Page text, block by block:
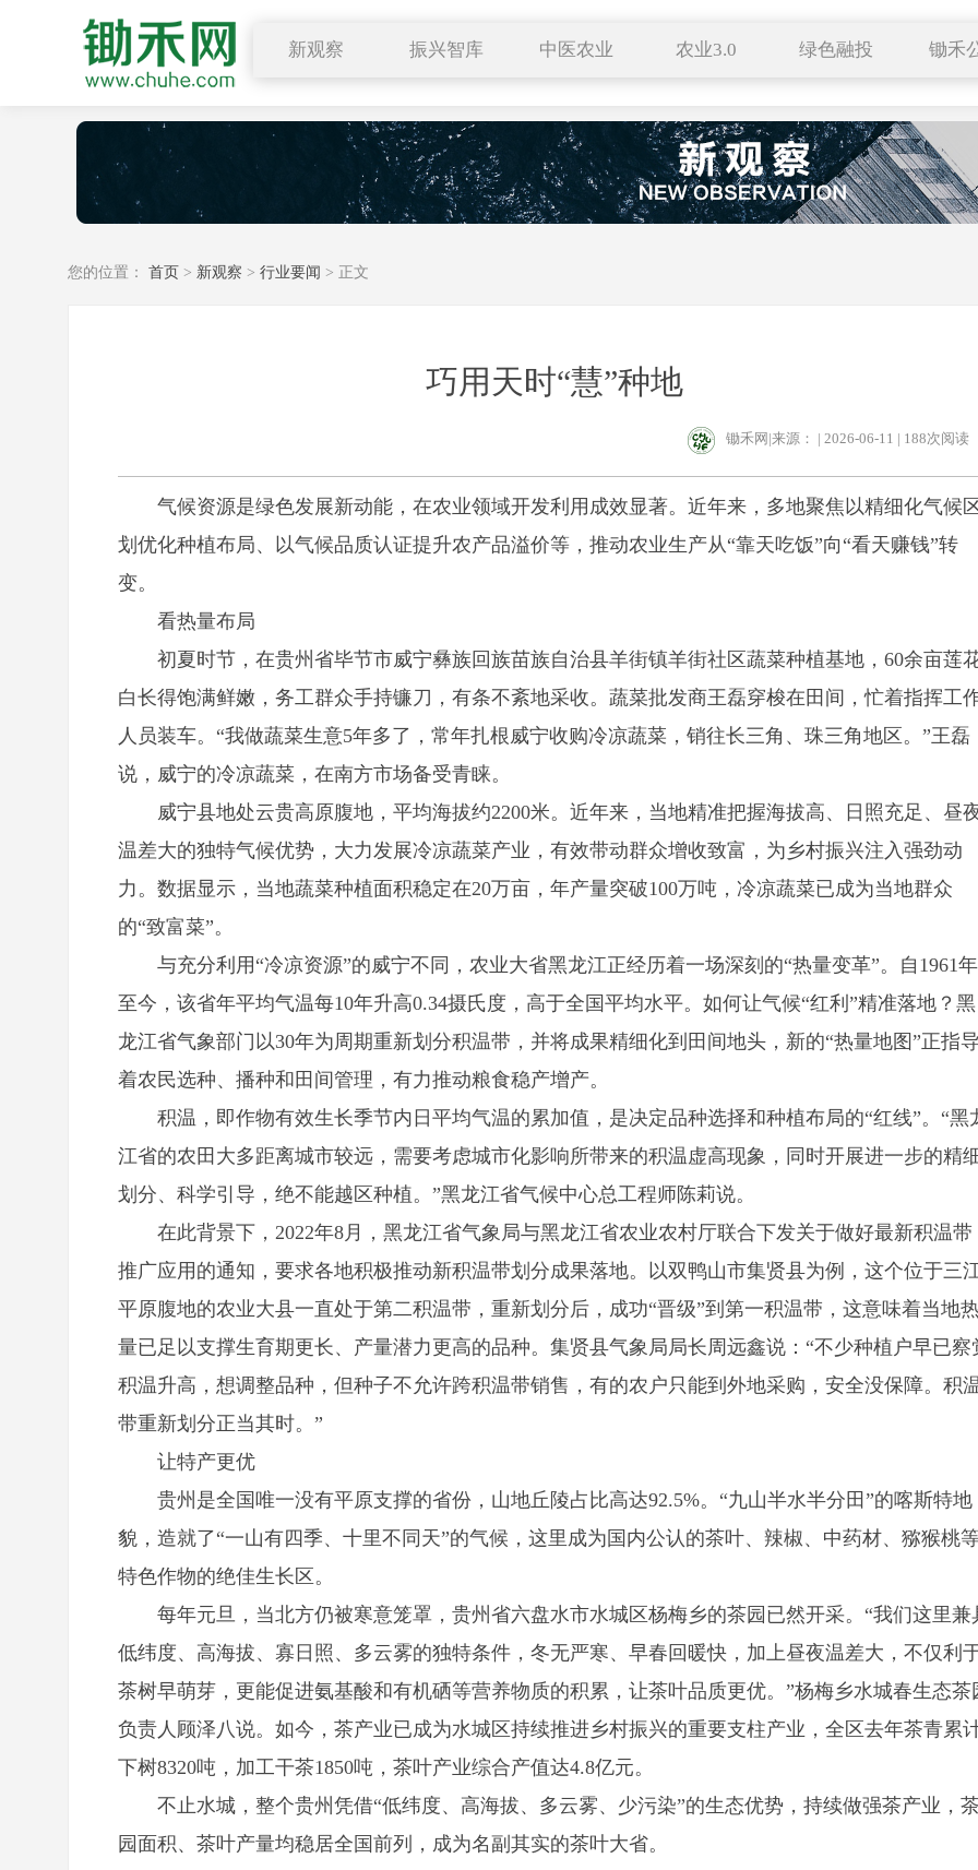
新观察
深度解读
振兴智库
农学院
公开课
中医农业
种养结合
药食同源
服务平台
农业3.0
中医养生
新农人
区域品牌
绿色融投
田园综合体
科技成果
跨界农业
锄禾
采购
合作社
典型
您的位置： 首页 > 新观察 > 行业要闻 > 正文
巧用天时“慧”种地
锄禾网|来源： | 2026-06-11 | 188次阅读
气候资源是绿色发展新动能，在农业领域开发利用成效显著。近年来，多地聚焦以精细化气候区
划优化种植布局、以气候品质认证提升农产品溢价等，推动农业生产从“靠天吃饭”向“看天赚钱”转
变。
看热量布局
初夏时节，在贵州省毕节市威宁彝族回族苗族自治县羊街镇羊街社区蔬菜种植基地，60余亩莲
白长得饱满鲜嫩，务工群众手持镰刀，有条不紊地采收。蔬菜批发商王磊穿梭在田间，忙着指挥工
人员装车。“我做蔬菜生意5年多了，常年扎根威宁收购冷凉蔬菜，销往长三角、珠三角地区。”王磊
说，威宁的冷凉蔬菜，在南方市场备受青睐。
威宁县地处云贵高原腹地，平均海拔约2200米。近年来，当地精准把握海拔高、日照充足、昼
温差大的独特气候优势，大力发展冷凉蔬菜产业，有效带动群众增收致富，为乡村振兴注入强劲动
力。数据显示，当地蔬菜种植面积稳定在20万亩，年产量突破100万吨，冷凉蔬菜已成为当地群众
的“致富菜”。
与充分利用“冷凉资源”的威宁不同，农业大省黑龙江正经历着一场深刻的“热量变革”。自1961年
至今，该省年平均气温每10年升高0.34摄氏度，高于全国平均水平。如何让气候“红利”精准落地？黑
龙江省气象部门以30年为周期重新划分积温带，并将成果精细化到田间地头，新的“热量地图”正指导
着农民选种、播种和田间管理，有力推动粮食稳产增产。
积温，即作物有效生长季节内日平均气温的累加值，是决定品种选择和种植布局的“红线”。“黑
江省的农田大多距离城市较远，需要考虑城市化影响所带来的积温虚高现象，同时开展进一步的精细
划分、科学引导，绝不能越区种植。”黑龙江省气候中心总工程师陈莉说。
在此背景下，2022年8月，黑龙江省气象局与黑龙江省农业农村厅联合下发关于做好最新积温带
推广应用的通知，要求各地积极推动新积温带划分成果落地。以双鸭山市集贤县为例，这个位于三
平原腹地的农业大县一直处于第二积温带，重新划分后，成功“晋级”到第一积温带，这意味着当地热
量已足以支撑生育期更长、产量潜力更高的品种。集贤县气象局局长周远鑫说：“不少种植户早已察
积温升高，想调整品种，但种子不允许跨积温带销售，有的农户只能到外地采购，安全没保障。积
带重新划分正当其时。”
让特产更优
贵州是全国唯一没有平原支撑的省份，山地丘陵占比高达92.5%。“九山半水半分田”的喀斯特地
貌，造就了“一山有四季、十里不同天”的气候，这里成为国内公认的茶叶、辣椒、中药材、猕猴桃
特色作物的绝佳生长区。
每年元旦，当北方仍被寒意笼罩，贵州省六盘水市水城区杨梅乡的茶园已然开采。“我们这里兼
低纬度、高海拔、寡日照、多云雾的独特条件，冬无严寒、早春回暖快，加上昼夜温差大，不仅利
茶树早萌芽，更能促进氨基酸和有机硒等营养物质的积累，让茶叶品质更优。”杨梅乡水城春生态茶
负责人顾泽八说。如今，茶产业已成为水城区持续推进乡村振兴的重要支柱产业，全区去年茶青累
下树8320吨，加工干茶1850吨，茶叶产业综合产值达4.8亿元。
不止水城，整个贵州凭借“低纬度、高海拔、多云雾、少污染”的生态优势，持续做强茶产业，
园面积、茶叶产量均稳居全国前列，成为名副其实的茶叶大省。